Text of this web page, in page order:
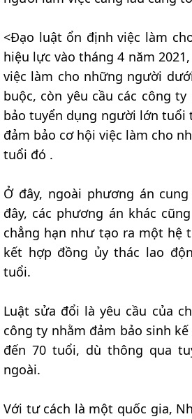
<Đạo luật ổn định việc làm
hiệu lực vào tháng 4 năm
việc làm cho những người
buộc, còn yêu cầu các công
bảo tuyển dụng người lớn tuổi
đảm bảo cơ hội việc làm cho
tuổi đó .
Ở đây, ngoài phương án
đây, các phương án khác
chẳng hạn như tạo ra một hệ
kết hợp đồng ủy thác lao
tuổi.
Luật sửa đổi là yêu cầu của
công ty nhằm đảm bảo sinh
đến 70 tuổi, dù thông qua
ngoài.
Với tư cách là một quốc gia,